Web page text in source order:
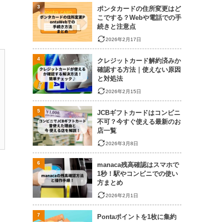
ポンタカードの住所変更はど
こでする？Webや電話での手
続きと注意点
2026年2月17日
3
クレジットカード解約済みか
確認する方法｜使えない原因
と対処法
2026年2月15日
4
JCBギフトカードはコンビニ
不可？今すぐ使える最新のお
店一覧
2026年3月8日
5
manaca残高確認はスマホで
1秒！駅やコンビニでの使い
方まとめ
2026年2月1日
6
Pontaポイントを1枚に集約
7